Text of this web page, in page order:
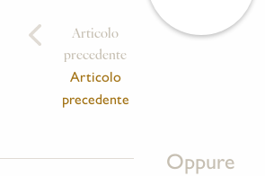
Articolo
precedente
Articolo
precedente
Oppure